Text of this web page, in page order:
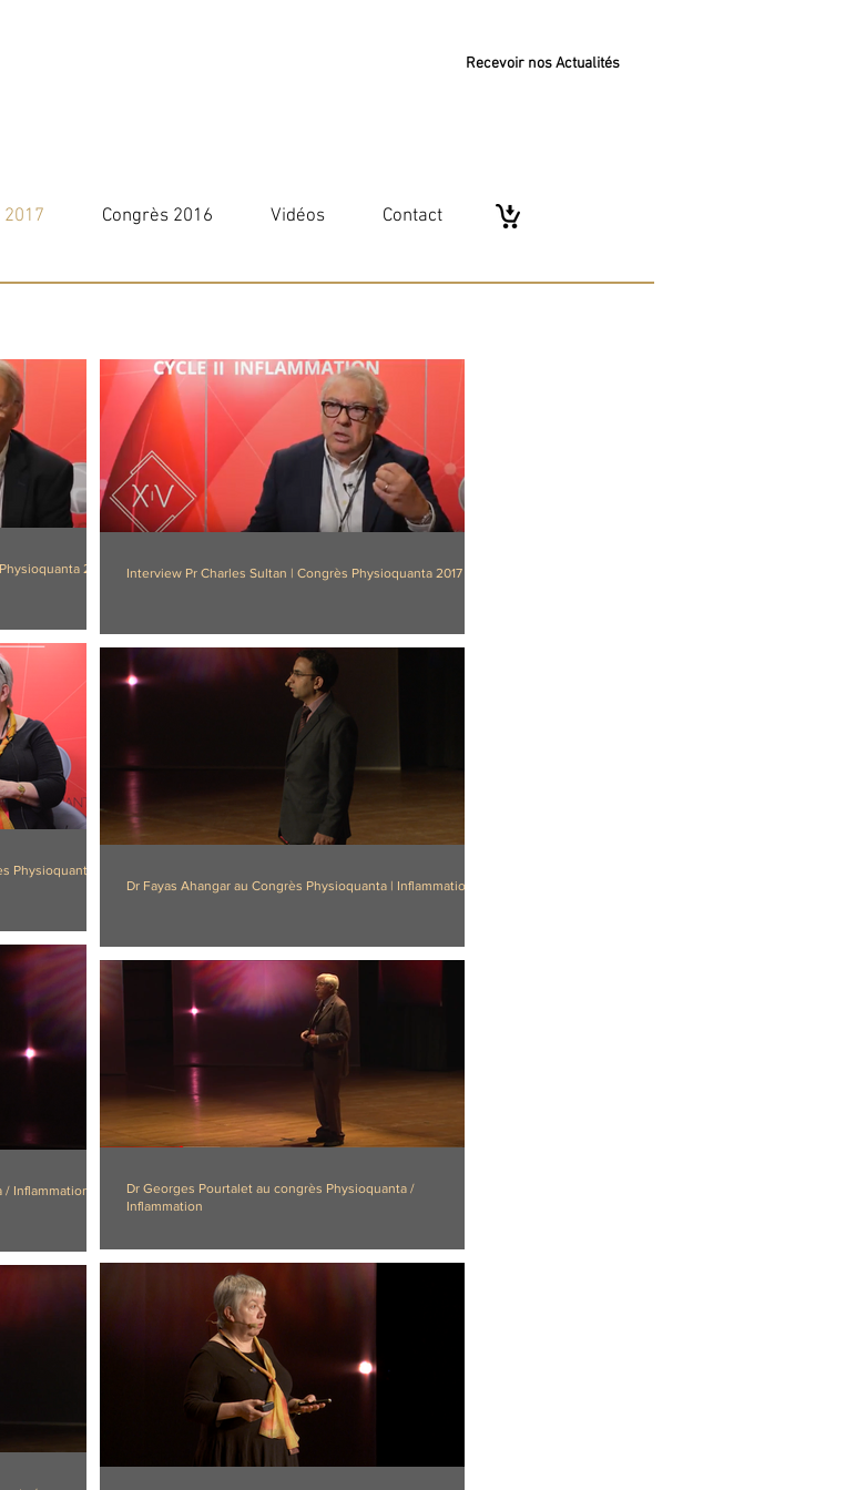
Recevoir nos Actualités
2017 Congrès 2016 Vidéos Contact
2017 Interview Pr Charles Sultan | Congrès Physioquanta 2017
Physioquanta
Dr Fayas Ahangar au Congrès Physioquanta | Inflammation
/ Inflammation
Dr Georges Pourtalet au congrès Physioquanta /
Inflammation